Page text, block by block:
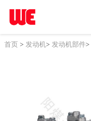
首页> 发动机> 发动机部件>